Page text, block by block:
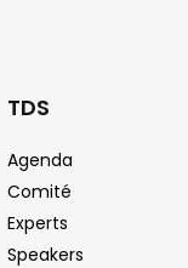
TDS
Agenda
Comité
Experts
Speakers